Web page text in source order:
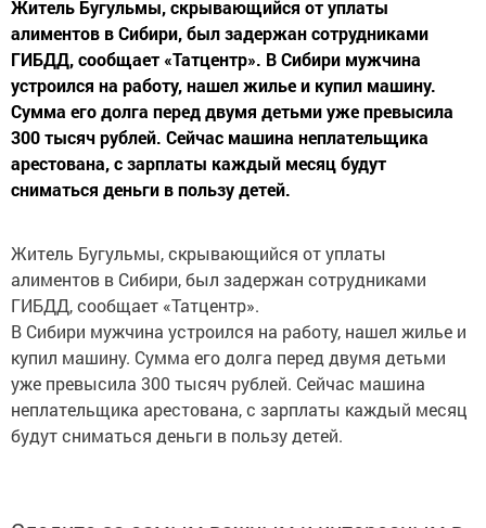
Житель Бугульмы, скрывающийся от уплаты
алиментов в Сибири, был задержан сотрудниками
ГИБДД, сообщает «Татцентр». В Сибири мужчина
устроился на работу, нашел жилье и купил машину.
Сумма его долга перед двумя детьми уже превысила
300 тысяч рублей. Сейчас машина неплательщика
арестована, с зарплаты каждый месяц будут
сниматься деньги в пользу детей.
Житель Бугульмы, скрывающийся от уплаты
алиментов в Сибири, был задержан сотрудниками
ГИБДД, сообщает «Татцентр».
В Сибири мужчина устроился на работу, нашел жилье и
купил машину. Сумма его долга перед двумя детьми
уже превысила 300 тысяч рублей. Сейчас машина
неплательщика арестована, с зарплаты каждый месяц
будут сниматься деньги в пользу детей.